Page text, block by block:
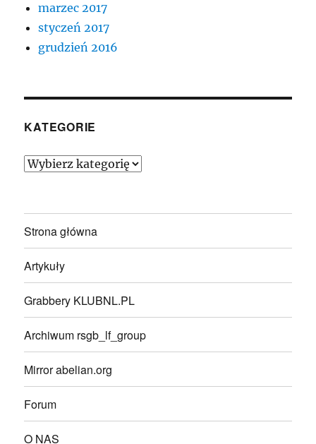
marzec 2017
styczeń 2017
grudzień 2016
KATEGORIE
Kategorie
Strona główna
Artykuły
Grabbery KLUBNL.PL
Archiwum rsgb_lf_group
Mirror abelian.org
Forum
O NAS